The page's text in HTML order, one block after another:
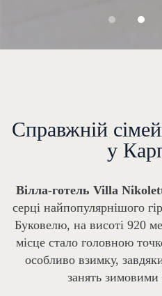
Справжній
у
Вілла-готель Villa
серці найпопулярнішого
Буковелю, на висоті 920
місце стало головною
особливо взимку,
занять